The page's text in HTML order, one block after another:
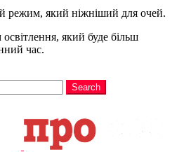
режим, який ніжніший для очей.
який буде більш
час.
Search